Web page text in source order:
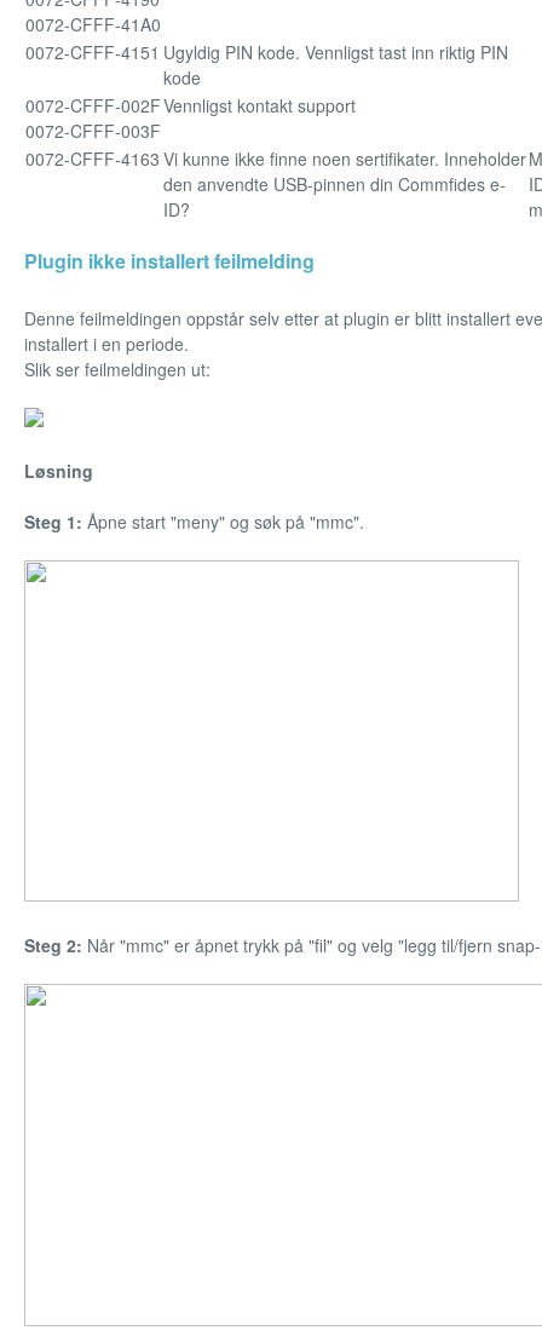
0072-CFFF-41A0
0072-CFFF-4151 Ugyldig PIN kode. Vennligst tast inn riktig PIN
kode
0072-CFFF-002F
0072-CFFF-003F
Vennligst kontakt support
0072-CFFF-4163 Vi kunne ikke finne noen sertifikater. Inneholder
den anvendte USB-pinnen din Commfides e-
ID?
Plugin ikke installert feilmelding
Denne feilmeldingen oppstår selv etter at plugin er blitt installert
installert i en periode.
Slik ser feilmeldingen ut:
Løsning
Steg 1: Åpne start "meny" og søk på "mmc".
Steg 2: Når "mmc" er åpnet trykk på "fil" og velg "legg til/fjern